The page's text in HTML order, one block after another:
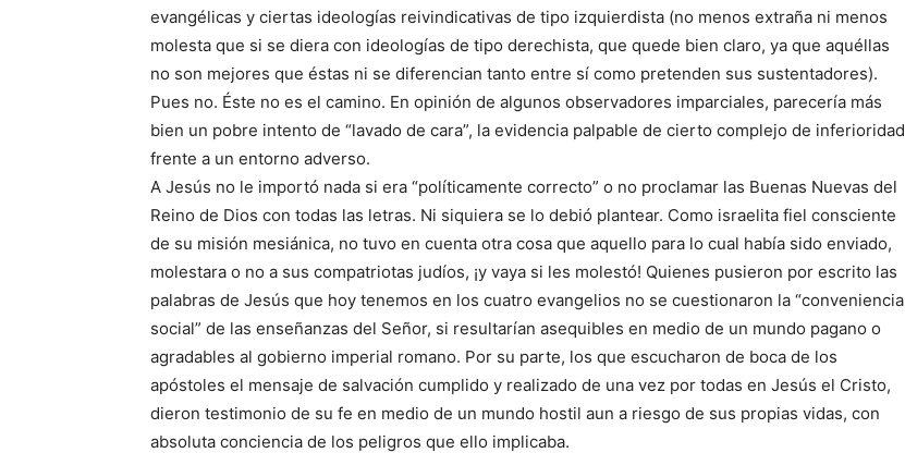
evangélicas y ciertas ideologías reivindicativas de tipo izquierdista (no menos extraña ni menos
molesta que si se diera con ideologías de tipo derechista, que quede bien claro, ya que aquéllas
no son mejores que éstas ni se diferencian tanto entre sí como pretenden sus sustentadores).
Pues no. Éste no es el camino. En opinión de algunos observadores imparciales, parecería más
bien un pobre intento de “lavado de cara”, la evidencia palpable de cierto complejo de inferioridad
frente a un entorno adverso.
A Jesús no le importó nada si era “políticamente correcto” o no proclamar las Buenas Nuevas del
Reino de Dios con todas las letras. Ni siquiera se lo debió plantear. Como israelita fiel consciente
de su misión mesiánica, no tuvo en cuenta otra cosa que aquello para lo cual había sido enviado,
molestara o no a sus compatriotas judíos, ¡y vaya si les molestó! Quienes pusieron por escrito las
palabras de Jesús que hoy tenemos en los cuatro evangelios no se cuestionaron la “conveniencia
social” de las enseñanzas del Señor, si resultarían asequibles en medio de un mundo pagano o
agradables al gobierno imperial romano. Por su parte, los que escucharon de boca de los
apóstoles el mensaje de salvación cumplido y realizado de una vez por todas en Jesús el Cristo,
dieron testimonio de su fe en medio de un mundo hostil aun a riesgo de sus propias vidas, con
absoluta conciencia de los peligros que ello implicaba.